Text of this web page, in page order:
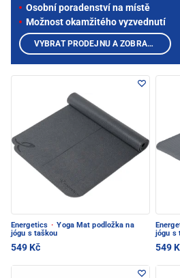
Energetics · Yoga Mat podložka na
jógu s taškou
549 Kč
jógu s
549
Osobní poradenství na místě
Možnost okamžitého vyzvednutí
VYBRAT PRODEJNU A ZOBRAZIT PRODUKTY